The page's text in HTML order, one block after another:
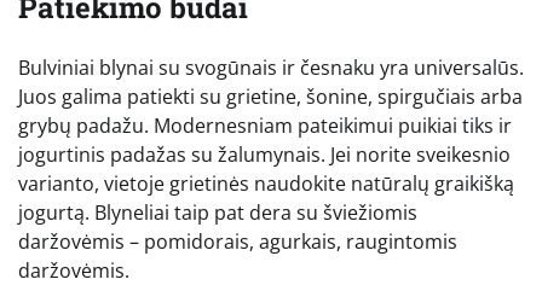
Bulviniai blynai su svogūnais ir česnaku yra universalūs.
Juos galima patiekti su grietine, šonine, spirgučiais arba
grybų padažu. Modernesniam pateikimui puikiai tiks ir
jogurtinis padažas su žalumynais. Jei norite sveikesnio
varianto, vietoje grietinės naudokite natūralų graikišką
jogurtą. Blyneliai taip pat dera su šviežiomis
daržovėmis – pomidorais, agurkais, raugintomis
daržovėmis.